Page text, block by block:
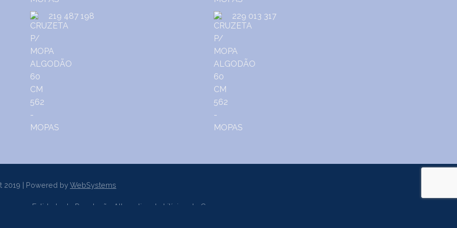
219 487 198 229 013 317
2019 | Powered byWebSystems
a uma Entidade de Resolução Alternativa de Litígios de Consumo.